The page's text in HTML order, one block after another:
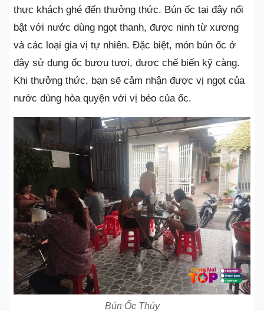
thực khách ghé đến thưởng thức. Bún ốc tại đây nổi
bật với nước dùng ngọt thanh, được ninh từ xương
và các loại gia vị tự nhiên. Đặc biệt, món bún ốc ở
đây sử dụng ốc bươu tươi, được chế biến kỹ càng.
Khi thưởng thức, bạn sẽ cảm nhận được vị ngọt của
nước dùng hòa quyện với vị béo của ốc.
Bún Ốc Thúy